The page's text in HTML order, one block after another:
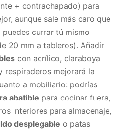
+ contrachapado) para
aunque sale más caro que
currar tú mismo
20 mm a tableros). Añadir
con acrílico, claraboya
respiraderos mejorará la
a mobiliario: podrías
abatible para cocinar fuera,
interiores para almacenaje,
desplegable o patas